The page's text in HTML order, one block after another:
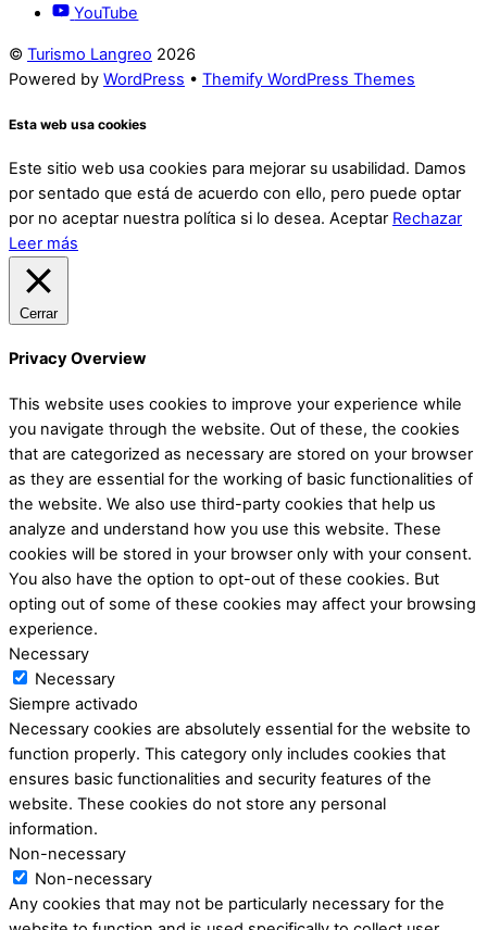
YouTube
© Turismo Langreo 2026
Powered by WordPress • Themify WordPress Themes
Esta web usa cookies
Este sitio web usa cookies para mejorar su usabilidad. Damos
por sentado que está de acuerdo con ello, pero puede optar
por no aceptar nuestra política si lo desea. Aceptar Rechazar
Leer más
Cerrar
Privacy Overview
This website uses cookies to improve your experience while
you navigate through the website. Out of these, the cookies
that are categorized as necessary are stored on your browser
as they are essential for the working of basic functionalities of
the website. We also use third-party cookies that help us
analyze and understand how you use this website. These
cookies will be stored in your browser only with your consent.
You also have the option to opt-out of these cookies. But
opting out of some of these cookies may affect your browsing
experience.
Necessary
Necessary
Siempre activado
Necessary cookies are absolutely essential for the website to
function properly. This category only includes cookies that
ensures basic functionalities and security features of the
website. These cookies do not store any personal
information.
Non-necessary
Non-necessary
Any cookies that may not be particularly necessary for the